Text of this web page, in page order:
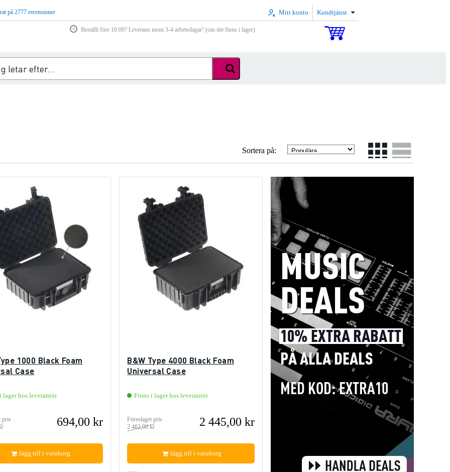
på 2777 recensioner Mitt konto Kundtjänst
Beställt före 16:00? Leverans inom 3-4 arbetsdagar! (om det finns i lager)
Sortera på:
1000 Black Foam
Case
lager hos leverantör
pris
694,00 kr
lägg till i varukorg
B&W Type 4000 Black Foam
Universal Case
Finns i lager hos leverantör
Föreslaget pris
2 462,00 kr
2 445,00 kr
lägg till i varukorg